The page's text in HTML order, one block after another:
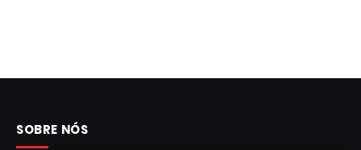
SOBRE NÓS